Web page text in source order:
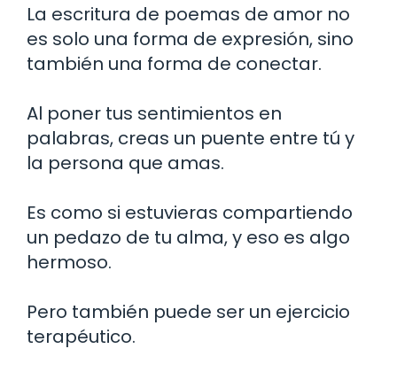
La escritura de poemas de amor no
es solo una forma de expresión, sino
también una forma de conectar.
Al poner tus sentimientos en
palabras, creas un puente entre tú y
la persona que amas.
Es como si estuvieras compartiendo
un pedazo de tu alma, y eso es algo
hermoso.
Pero también puede ser un ejercicio
terapéutico.